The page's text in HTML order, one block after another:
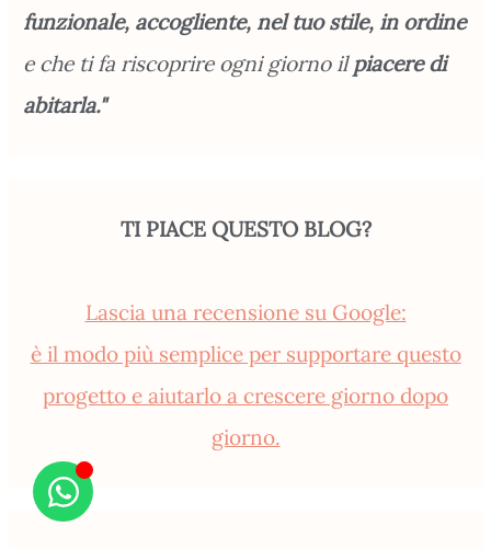
funzionale, accogliente, nel tuo stile, in ordine
e che ti fa riscoprire ogni giorno ilpiacere di
abitarla."
TI PIACE QUESTO BLOG?
Lascia una recensione su Google:
è il modo più semplice per supportare questo
progetto e aiutarlo a crescere giorno dopo
giorno.